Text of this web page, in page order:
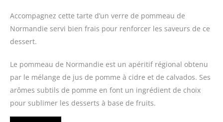
Accompagnez cette tarte d’un verre de pommeau de
Normandie servi bien frais pour renforcer les saveurs de ce
dessert.
Le pommeau de Normandie est un apéritif régional obtenu
par le mélange de jus de pomme à cidre et de calvados. Ses
arômes subtils de pomme en font un ingrédient de choix
pour sublimer les desserts à base de fruits.